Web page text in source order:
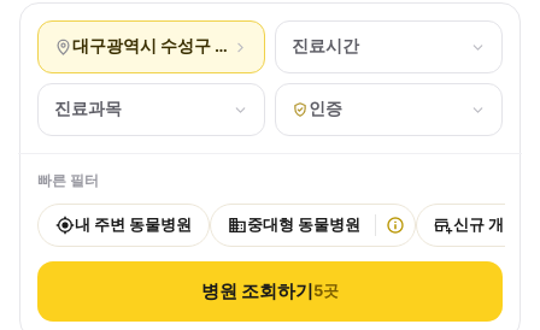
대구광역시 수성구 황금동 진료시간
진료과목 인증
빠른 필터
내 주변 동물병원 중대형 동물병원 신규 개원
병원 조회하기5곳